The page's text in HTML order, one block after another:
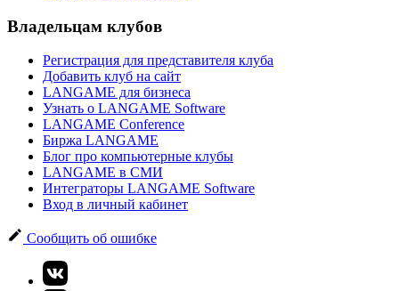
Владельцам клубов
Регистрация для представителя клуба
Добавить клуб на сайт
LANGAME для бизнеса
Узнать о LANGAME Software
LANGAME Conference
Биржа LANGAME
Блог про компьютерные клубы
LANGAME в СМИ
Интеграторы LANGAME Software
Вход в личный кабинет
Сообщить об ошибке